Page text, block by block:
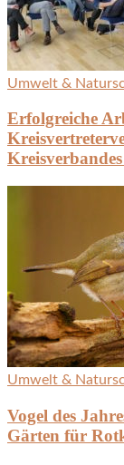
Umwelt &
Erfolgreiche
Umwelt &
Vogel des
Gärten für